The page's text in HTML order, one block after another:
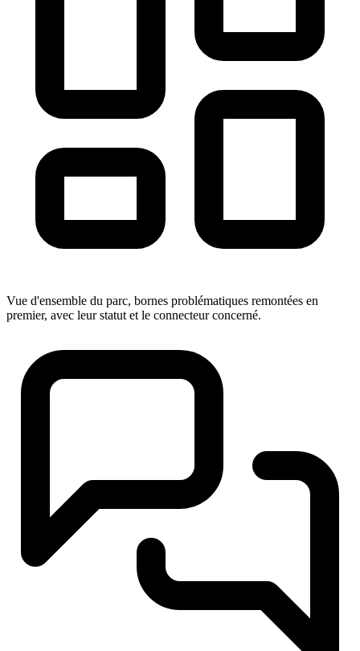
Vue d'ensemble du parc, bornes problématiques remontées en
premier, avec leur statut et le connecteur concerné.